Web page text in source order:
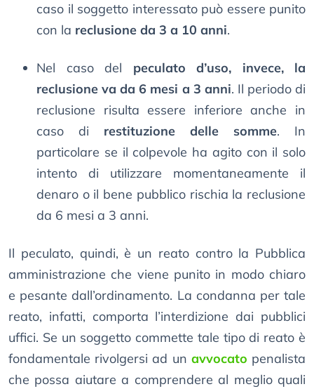
caso il soggetto interessato può essere punito
con la reclusione da 3 a 10 anni.
Nel caso del peculato d’uso, invece, la
reclusione va da 6 mesi a 3 anni. Il periodo di
reclusione risulta essere inferiore anche in
caso di restituzione delle somme. In
particolare se il colpevole ha agito con il solo
intento di utilizzare momentaneamente il
denaro o il bene pubblico rischia la reclusione
da 6 mesi a 3 anni.
Il peculato, quindi, è un reato contro la Pubblica
amministrazione che viene punito in modo chiaro
e pesante dall’ordinamento. La condanna per tale
reato, infatti, comporta l’interdizione dai pubblici
uffici. Se un soggetto commette tale tipo di reato è
fondamentale rivolgersi ad un avvocato penalista
che possa aiutare a comprendere al meglio quali